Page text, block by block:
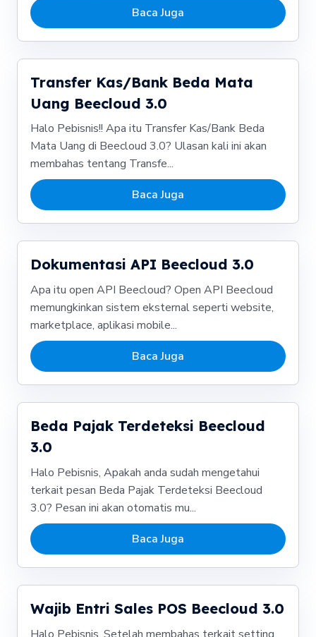
Baca Juga
Transfer Kas/Bank Beda Mata
Uang Beecloud 3.0
Halo Pebisnis!! Apa itu Transfer Kas/Bank Beda
Mata Uang di Beecloud 3.0? Ulasan kali ini akan
membahas tentang Transfe...
Baca Juga
Dokumentasi API Beecloud 3.0
Apa itu open API Beecloud? Open API Beecloud
memungkinkan sistem eksternal seperti website,
marketplace, aplikasi mobile...
Baca Juga
Beda Pajak Terdeteksi Beecloud
3.0
Halo Pebisnis, Apakah anda sudah mengetahui
terkait pesan Beda Pajak Terdeteksi Beecloud
3.0? Pesan ini akan otomatis mu...
Baca Juga
Wajib Entri Sales POS Beecloud 3.0
Halo Pebisnis, Setelah membahas terkait setting